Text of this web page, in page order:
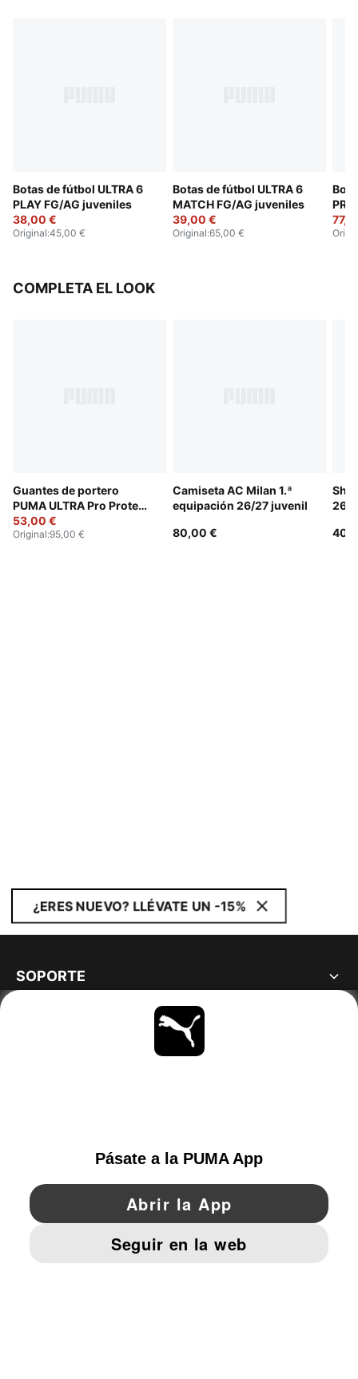
Botas de fútbol ULTRA 6
PLAY FG/AG juveniles
38,00 €
Original:45,00 €
Botas de fútbol ULTRA 6
MATCH FG/AG juveniles
39,00 €
Original:65,00 €
COMPLETA EL LOOK
Guantes de portero
PUMA ULTRA Pro Protect
juveniles
53,00 €
Original:95,00 €
Camiseta AC Milan 1.ª
equipación 26/27 juvenil
80,00 €
26/
¿ERES NUEVO? LLÉVATE UN -15%
SOPORTE
YouTube Twitter Pinterest
AVISO LEGAL Y DATOS LEGALES